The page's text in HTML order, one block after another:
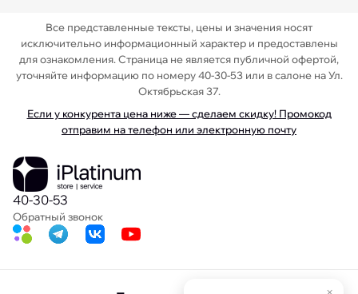
Все представленные тексты, цены и значения носят
исключительно информационный характер и предоставлены
для ознакомления. Страница не является публичной офертой,
уточняйте информацию по номеру 40-30-53 или в салоне на Ул.
Октябрьская 37.
Если у конкурента цена ниже — сделаем скидку! Промокод
отправим на телефон или электронную почту
40-30-53
Обратный звонок